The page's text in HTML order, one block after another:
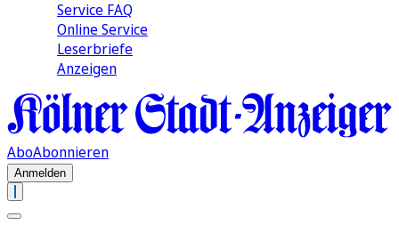
Service FAQ
Online Service
Leserbriefe
Anzeigen
AboAbonnieren
Anmelden